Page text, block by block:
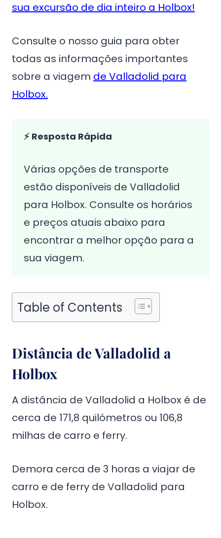
sua excursão de dia inteiro a Holbox!
Consulte o nosso guia para obter
todas as informações importantes
sobre a viagem de Valladolid para
Holbox.
⚡ Resposta Rápida
Várias opções de transporte
estão disponíveis de Valladolid
para Holbox. Consulte os horários
e preços atuais abaixo para
encontrar a melhor opção para a
sua viagem.
Table of Contents
Distância de Valladolid a
Holbox
A distância de Valladolid a Holbox é de
cerca de 171,8 quilómetros ou 106,8
milhas de carro e ferry.
Demora cerca de 3 horas a viajar de
carro e de ferry de Valladolid para
Holbox.